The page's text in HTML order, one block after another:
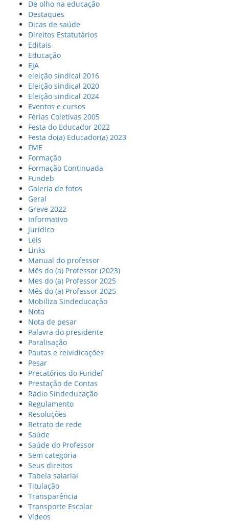
De olho na educação
Destaques
Dicas de saúde
Direitos Estatutários
Editais
Educação
EJA
eleição sindical 2016
Eleição sindical 2020
Eleição sindical 2024
Eventos e cursos
Férias Coletivas 2005
Festa do Educador 2022
Festa do(a) Educador(a) 2023
FME
Formação
Formação Continuada
Fundeb
Galeria de fotos
Geral
Greve 2022
Informativo
Jurídico
Leis
Links
Manual do professor
Mês do (a) Professor (2023)
Mes do (a) Professor 2025
Mês do (a) Professor 2025
Mobiliza Sindeducação
Nota
Nota de pesar
Palavra do presidente
Paralisação
Pautas e reividicações
Pesar
Precatórios do Fundef
Prestação de Contas
Rádio Sindeducação
Regulamento
Resoluções
Retrato de rede
Saúde
Saúde do Professor
Sem categoria
Seus direitos
Tabela salarial
Titulação
Transparência
Transporte Escolar
Vídeos